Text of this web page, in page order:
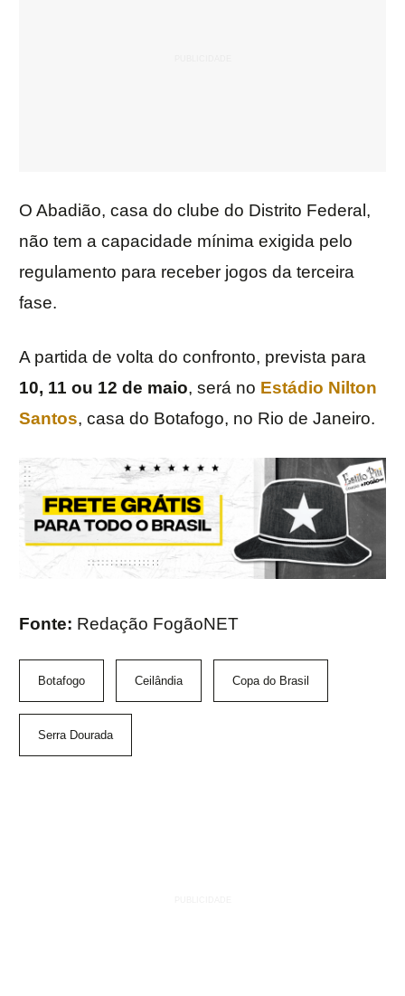
O Abadião, casa do clube do Distrito Federal,
não tem a capacidade mínima exigida pelo
regulamento para receber jogos da terceira
fase.
A partida de volta do confronto, prevista para
10, 11 ou 12 de maio, será no Estádio Nilton
Santos, casa do Botafogo, no Rio de Janeiro.
Fonte: Redação FogãoNET
Botafogo Ceilândia Copa do Brasil
Serra Dourada